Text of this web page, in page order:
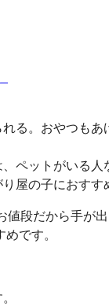
る。おやつもあ
ペットがいる人
屋の子におすす
値段だから手が
です。